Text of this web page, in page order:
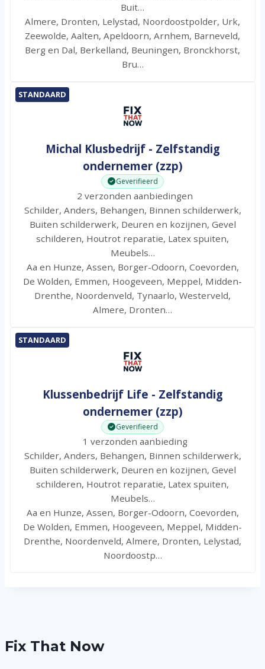
Buit…
Almere, Dronten, Lelystad, Noordoostpolder, Urk,
Zeewolde, Aalten, Apeldoorn, Arnhem, Barneveld,
Berg en Dal, Berkelland, Beuningen, Bronckhorst,
Bru…
STANDAARD
Michal Klusbedrijf - Zelfstandig
ondernemer (zzp)
Geverifieerd
2 verzonden aanbiedingen
Schilder, Anders, Behangen, Binnen schilderwerk,
Buiten schilderwerk, Deuren en kozijnen, Gevel
schilderen, Houtrot reparatie, Latex spuiten,
Meubels…
Aa en Hunze, Assen, Borger-Odoorn, Coevorden,
De Wolden, Emmen, Hoogeveen, Meppel, Midden-
Drenthe, Noordenveld, Tynaarlo, Westerveld,
Almere, Dronten…
STANDAARD
Klussenbedrijf Life - Zelfstandig
ondernemer (zzp)
Geverifieerd
1 verzonden aanbieding
Schilder, Anders, Behangen, Binnen schilderwerk,
Buiten schilderwerk, Deuren en kozijnen, Gevel
schilderen, Houtrot reparatie, Latex spuiten,
Meubels…
Aa en Hunze, Assen, Borger-Odoorn, Coevorden,
De Wolden, Emmen, Hoogeveen, Meppel, Midden-
Drenthe, Noordenveld, Almere, Dronten, Lelystad,
Noordoostp…
Fix That Now